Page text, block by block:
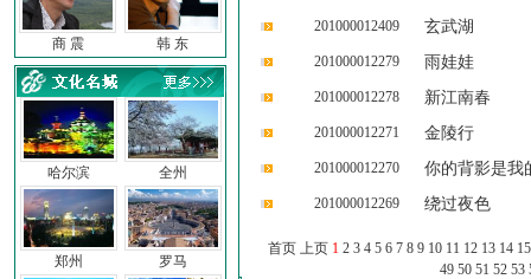
商 震 韩 东
哈尔滨
郑州
全州
罗马
201000012409 玄武湖
201000012279 雨娃娃
201000012278 新江南春
201000012271 金陵行
201000012270 你的背影是我
201000012269 绕过夜色
首页 上页 1 2 3 4 5 6 7 8 9 10 11 12 13 14 15
49 50 51 52 53